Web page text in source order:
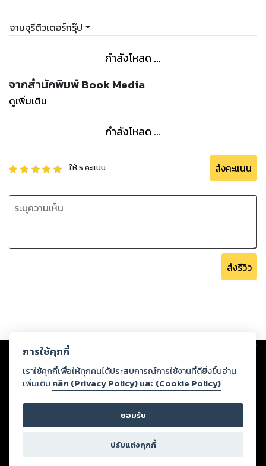
จามจุรีติวเตอร์กรุ๊ป
กำลังโหลด ...
จากสำนักพิมพ์ Book Media
ดูเพิ่มเติม
กำลังโหลด ...
ให้5 คะแนน ส่งคะแนน
ส่งรีวิว
Copyright © 2026
ต่อผลงานหรือเนื้อหาใดที่อัปโหลดผ่านเว็บไซต์และปรากฏว่าละเมิดสิทธิใน
ทรัพย์สินทางปัญญาของบุคคลอื่นหรือขัดต่อกฎหมายและศีลธรรม ดังนั้น ผู้อ่าน
ทุกท่านโปรดใช้วิจารณญาณในการกลั่นกรองด้วยตนเอง และหากท่านพบว่าส่วน
หนึ่งส่วนใดขัดต่อกฎหมายและศีลธรรม กรุณาแจ้งมายังบริษัท เพื่อทีมงานจะได้
ดำเนินการในทันที ทั้งนี้ ทางสตอรี่ล็อกขอสงวนลิขสิทธิ์ตามพระราชบัญญัติ
ลิขสิทธิ์ พ.ศ. 2537 (ฉบับล่าสุด)
For support: member@ookbee.com
Version
การใช้คุกกี้
เราใช้คุกกี้เพื่อให้ทุกคนได้ประสบการณ์การใช้งานที่ดียิ่งขึ้นอ่าน
เพิ่มเติม คลิก (Privacy Policy) และ (Cookie Policy)
ยอมรับ
ปรับแต่งคุกกี้